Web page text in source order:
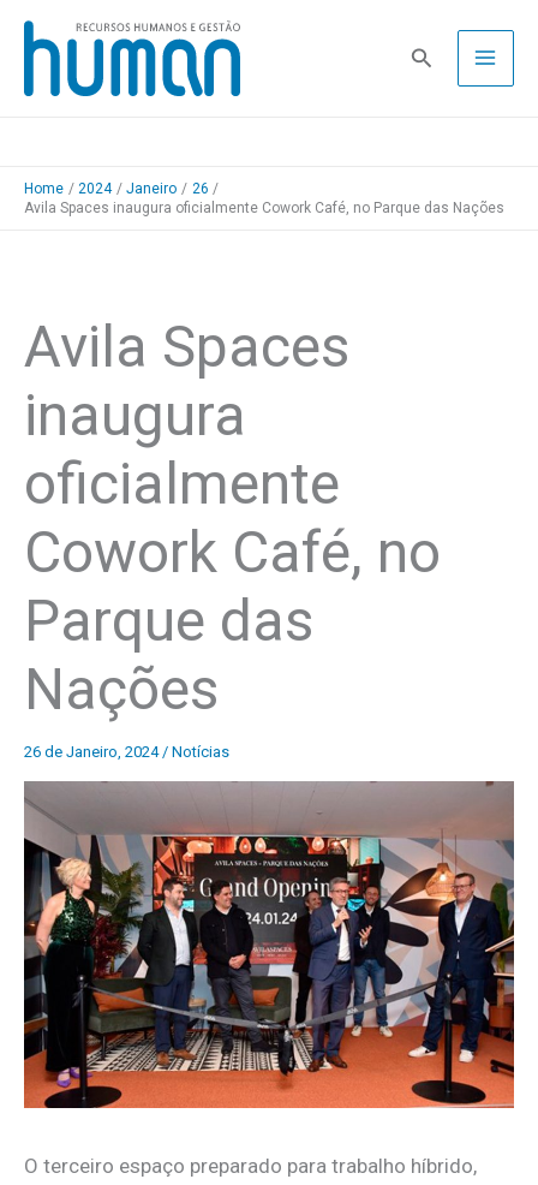
Skip
content
Pesquisa
Home 2024 Janeiro
26
Avila Spaces inaugura oficialmente Cowork Café, no Parque das Nações
Avila Spaces
inaugura
oficialmente
Cowork Café, no
Parque das
Nações
26 de Janeiro, 2024 / Notícias
O terceiro espaço preparado para trabalho híbrido,